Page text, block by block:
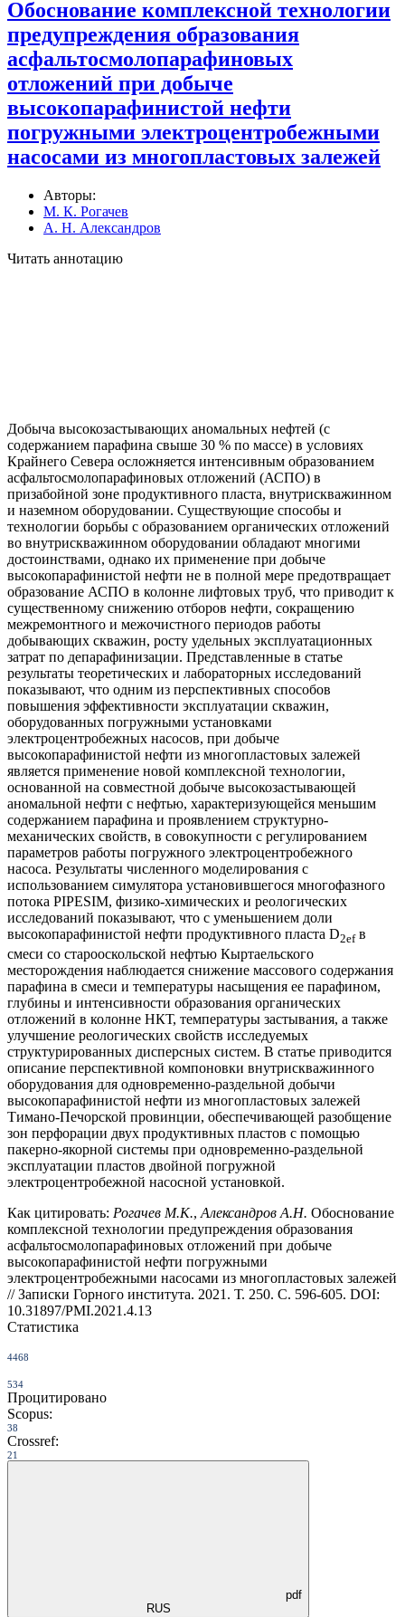
Обоснование комплексной технологии
предупреждения образования
асфальтосмолопарафиновых
отложений при добыче
высокопарафинистой нефти
погружными электроцентробежными
насосами из многопластовых залежей
Авторы:
М. К. Рогачев
А. Н. Александров
Читать аннотацию
Добыча высокозастывающих аномальных нефтей (с
содержанием парафина свыше 30 % по массе) в условиях
Крайнего Севера осложняется интенсивным образованием
асфальтосмолопарафиновых отложений (АСПО) в
призабойной зоне продуктивного пласта, внутрискважинном
и наземном оборудовании. Существующие способы и
технологии борьбы с образованием органических отложений
во внутрискважинном оборудовании обладают многими
достоинствами, однако их применение при добыче
высокопарафинистой нефти не в полной мере предотвращает
образование АСПО в колонне лифтовых труб, что приводит к
существенному снижению отборов нефти, сокращению
межремонтного и межочистного периодов работы
добывающих скважин, росту удельных эксплуатационных
затрат по депарафинизации. Представленные в статье
результаты теоретических и лабораторных исследований
показывают, что одним из перспективных способов
повышения эффективности эксплуатации скважин,
оборудованных погружными установками
электроцентробежных насосов, при добыче
высокопарафинистой нефти из многопластовых залежей
является применение новой комплексной технологии,
основанной на совместной добыче высокозастывающей
аномальной нефти с нефтью, характеризующейся меньшим
содержанием парафина и проявлением структурно-
механических свойств, в совокупности с регулированием
параметров работы погружного электроцентробежного
насоса. Результаты численного моделирования с
использованием симулятора установившегося многофазного
потока PIPESIM, физико-химических и реологических
исследований показывают, что с уменьшением доли
высокопарафинистой нефти продуктивного пласта D2efв
смеси со старооскольской нефтью Кыртаельского
месторождения наблюдается снижение массового содержания
парафина в смеси и температуры насыщения ее парафином,
глубины и интенсивности образования органических
отложений в колонне НКТ, температуры застывания, а также
улучшение реологических свойств исследуемых
структурированных дисперсных систем. В статье приводится
описание перспективной компоновки внутрискважинного
оборудования для одновременно-раздельной добычи
высокопарафинистой нефти из многопластовых залежей
Тимано-Печорской провинции, обеспечивающей разобщение
зон перфорации двух продуктивных пластов с помощью
пакерно-якорной системы при одновременно-раздельной
эксплуатации пластов двойной погружной
электроцентробежной насосной установкой.
Как цитировать: Рогачев М.К., Александров А.Н. Обоснование
комплексной технологии предупреждения образования
асфальтосмолопарафиновых отложений при добыче
высокопарафинистой нефти погружными
электроцентробежными насосами из многопластовых залежей
// Записки Горного института. 2021. Т. 250. С. 596-605. DOI:
10.31897/PMI.2021.4.13
Статистика
4468
534
Процитировано
Scopus:
38
Crossref:
21
pdf
RUS